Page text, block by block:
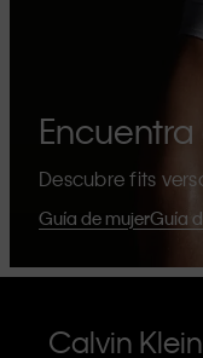
Descubre fits
Guía de mujerGuía
Calvin Klein